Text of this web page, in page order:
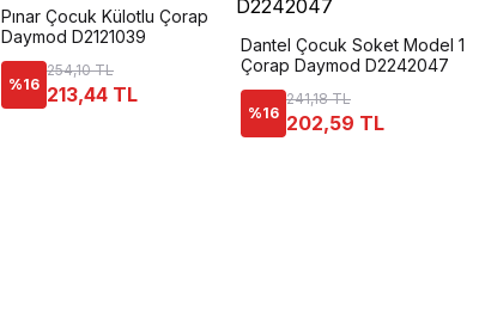
Pınar Çocuk Külotlu Çorap
Daymod D2121039
%16
254,10 TL
213,44 TL
Dantel Çocuk Soket Model 1
Çorap Daymod D2242047
%16
241,18 TL
202,59 TL